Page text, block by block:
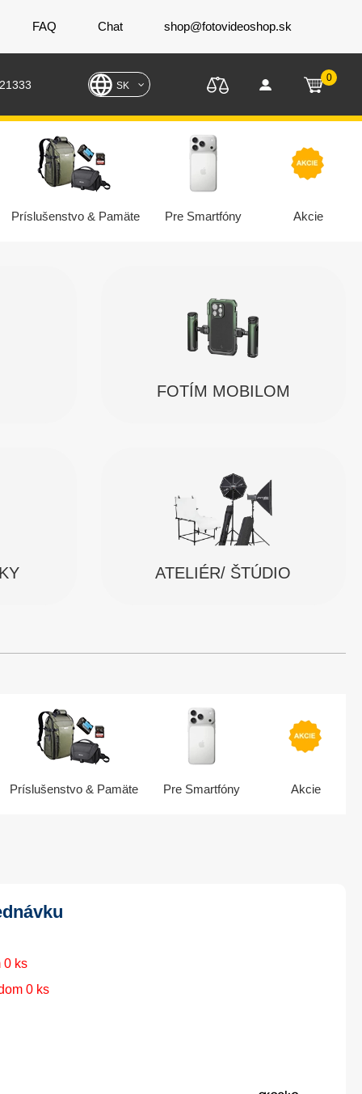
FAQ Chat shop@fotovideoshop.sk
SK
0
Príslušenstvo & Pamäte Pre Smartfóny Akcie
FOTÍM MOBILOM
ATELIÉR/ ŠTÚDIO
Príslušenstvo & Pamäte Pre Smartfóny Akcie
0 ks
0 ks